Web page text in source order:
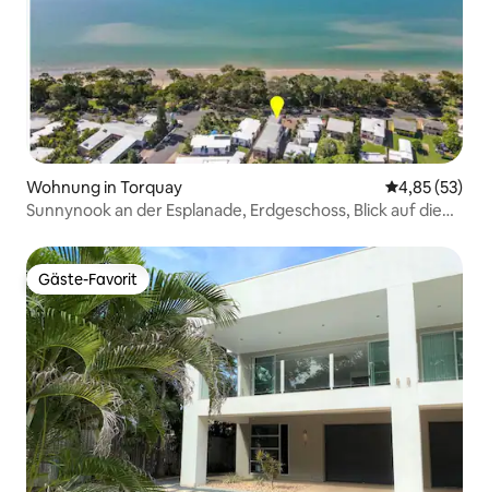
Wohnung in Torquay
4,85 (53)
Sunnynook an der Esplanade, Erdgeschoss, Blick auf die
Gäste-Favorit
Gäste-Favorit